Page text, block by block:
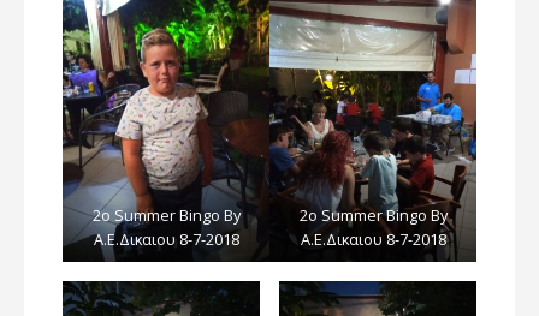
2ο Summer Bingo By
Α.E.Δικαιου 8-7-2018
2ο Summer Bingo By
Α.E.Δικαιου 8-7-2018